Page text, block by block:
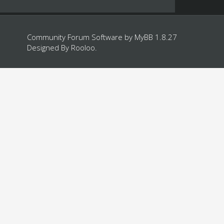
Community Forum Software by MyBB 1.8.27
Designed By Rooloo.